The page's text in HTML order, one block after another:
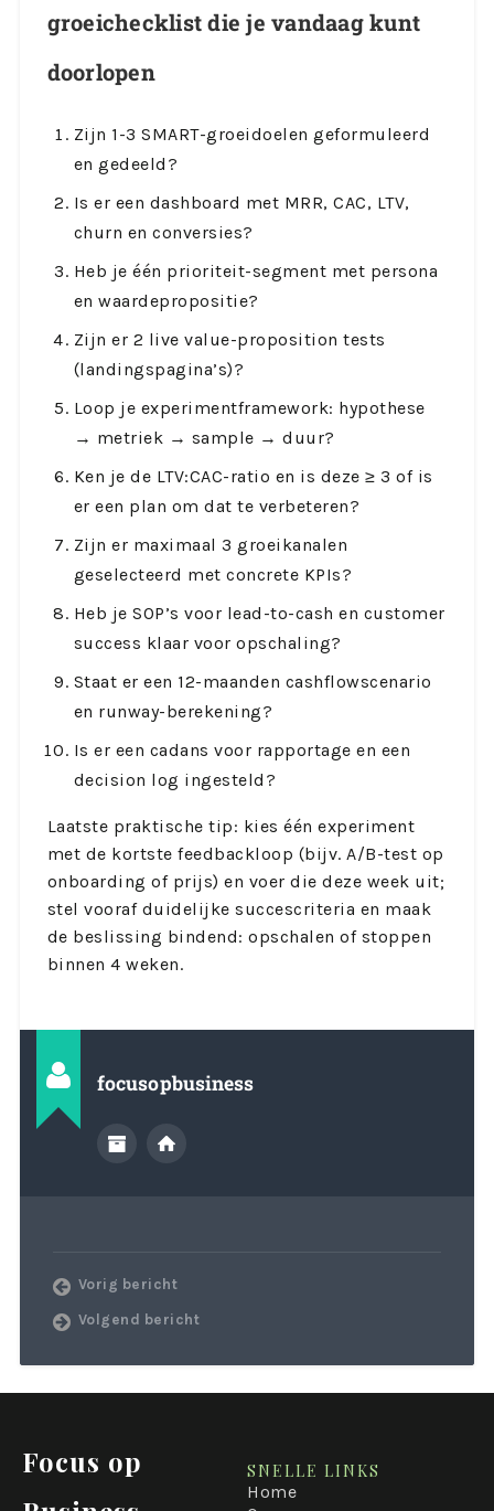
groeichecklist die je vandaag kunt
doorlopen
Zijn 1-3 SMART-groeidoelen geformuleerd
en gedeeld?
Is er een dashboard met MRR, CAC, LTV,
churn en conversies?
Heb je één prioriteit-segment met persona
en waardepropositie?
Zijn er 2 live value-proposition tests
(landingspagina’s)?
Loop je experimentframework: hypothese
→ metriek → sample → duur?
Ken je de LTV:CAC-ratio en is deze ≥ 3 of is
er een plan om dat te verbeteren?
Zijn er maximaal 3 groeikanalen
geselecteerd met concrete KPIs?
Heb je SOP’s voor lead-to-cash en customer
success klaar voor opschaling?
Staat er een 12-maanden cashflowscenario
en runway-berekening?
Is er een cadans voor rapportage en een
decision log ingesteld?
Laatste praktische tip: kies één experiment
met de kortste feedbackloop (bijv. A/B-test op
onboarding of prijs) en voer die deze week uit;
stel vooraf duidelijke succescriteria en maak
de beslissing bindend: opschalen of stoppen
binnen 4 weken.
focusopbusiness
Vorig bericht
Volgend bericht
Focus op
SNELLE LINKS
Home